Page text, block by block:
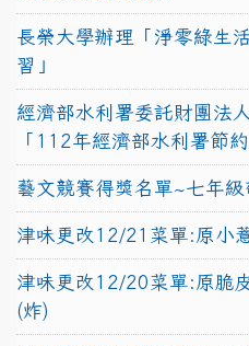
長榮大學辦理「淨零綠生
習」
經濟部水利署委託財團法
「112年經濟部水利署節
藝文競賽得獎名單~七年
津味更改12/21菜單:原小
津味更改12/20菜單:原脆
(炸)